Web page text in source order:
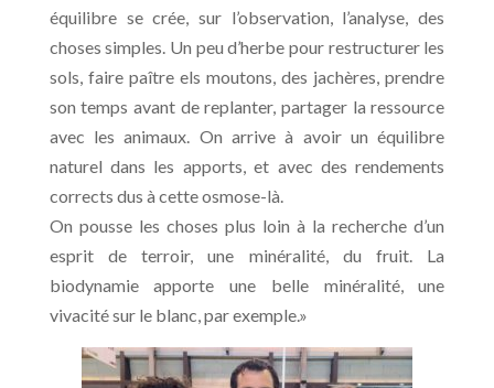
équilibre se crée, sur l’observation, l’analyse, des
choses simples. Un peu d’herbe pour restructurer les
sols, faire paître els moutons, des jachères, prendre
son temps avant de replanter, partager la ressource
avec les animaux. On arrive à avoir un équilibre
naturel dans les apports, et avec des rendements
corrects dus à cette osmose-là.
On pousse les choses plus loin à la recherche d’un
esprit de terroir, une minéralité, du fruit. La
biodynamie apporte une belle minéralité, une
vivacité sur le blanc, par exemple.»